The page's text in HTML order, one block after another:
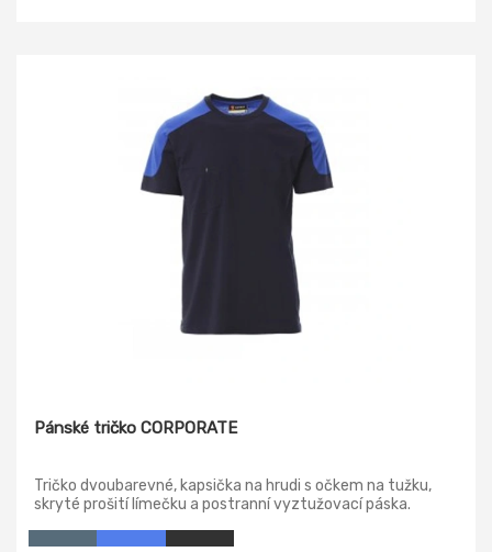
Pánské tričko CORPORATE
Tričko dvoubarevné, kapsička na hrudi s očkem na tužku,
skryté prošití límečku a postranní vyztužovací páska.